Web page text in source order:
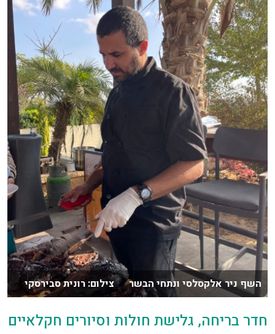
השף ניר אלקסלסי ונתחי הבשר צילום: רונית סבירסקי
חדר בריחה, גלישת חולות וסיורים חקלאיים